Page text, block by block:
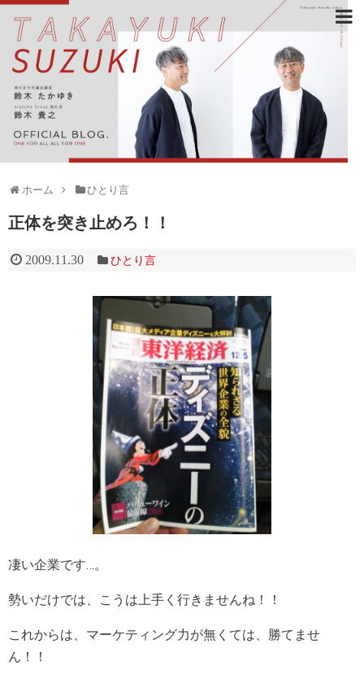
ホーム ひとり言
正体を突き止めろ！！
2009.11.30 ひとり言
凄い企業です…。
勢いだけでは、こうは上手く行きませんね！！
これからは、マーケティング力が無くては、勝てませ
ん！！